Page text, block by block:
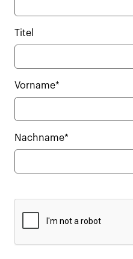
Titel
Vorname*
Nachname*